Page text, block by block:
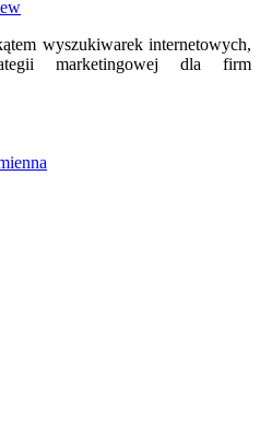
wyszukiwarek internetowych,
marketingowej dla firm